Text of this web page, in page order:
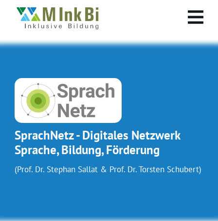
SprachNetz - Digitales Netzwerk
Sprache, Bildung, Förderung
(Prof. Dr. Stephan Sallat & Prof. Dr. Torsten Schubert)